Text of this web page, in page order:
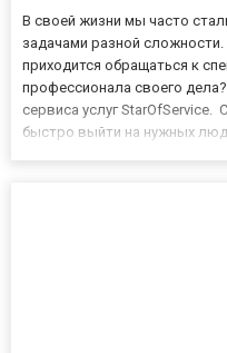
В своей жизни мы часто
задачами разной
приходится обращаться к
профессионала своего
сервиса услуг StarOfService.
быстро выйти на нужных